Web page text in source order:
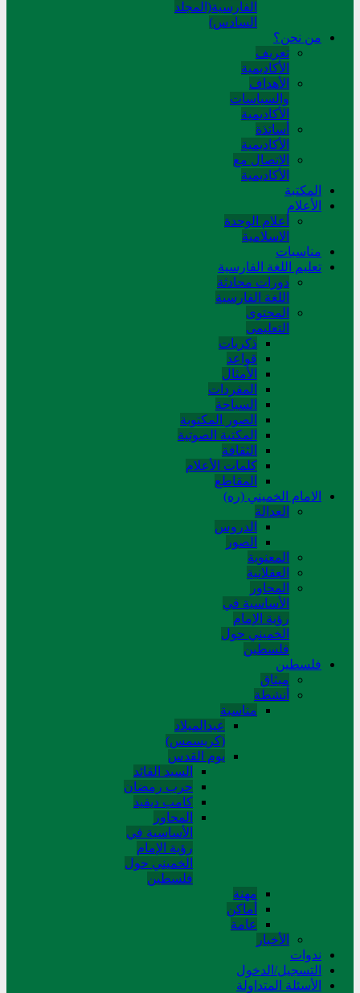
الفارسية(المجلد
السادس)
من نحن؟
تعريف
الأكاديمية
الأهداف
والسياسات
الأكاديمية
أساتذة
الأكاديمية
الاتصال مع
الأكاديمية
المکتبة
الأعلام
أعلام الوحدة
الاسلامية
مناسبات
تعلیم اللغة الفارسیة
دورات محادثة
اللغة الفارسیة
المحتوی
التعلیمی
ذکریات
قواعد
الأمثال
المفردات
السیاحة
الصور المکتوبة
المکتبة الصوتیة
الثقافة
کلمات الأعلام
المقاطع
الامام الخميني (ره)
العدالة
الدروس
الصور
المعنوية
العقلانية
المحاور
الأساسیة في
رؤیة الإمام
الخمیني حول
فلسطین
فلسطین
میثاق
أنشطة
مناسبة
عیدالمیلاد
(کریسمس)
یوم القدس
السید القائد
حرب رمضان
کامب دیفید
المحاور
الأساسية في
رؤية الإمام
الخميني حول
فلسطین
مهنة
أماکن
عامة
الأخبار
ندوات
التسجیل/الدخول
الأسئلة المتداولة